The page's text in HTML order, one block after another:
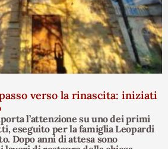
verso la rinascita: iniziati
l’attenzione su uno dei primi
eseguito per la famiglia Leopardi
Dopo anni di attesa sono